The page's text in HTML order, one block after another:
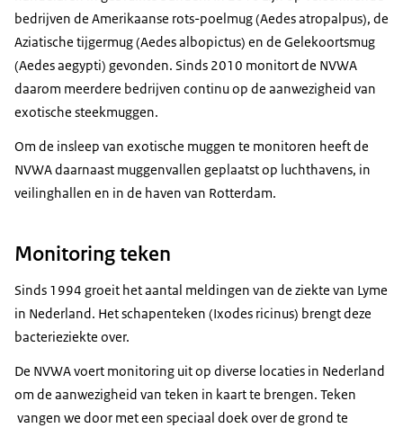
bedrijven de Amerikaanse rots-poelmug (Aedes atropalpus), de
Aziatische tijgermug (Aedes albopictus) en de Gelekoortsmug
(Aedes aegypti) gevonden. Sinds 2010 monitort de NVWA
daarom meerdere bedrijven continu op de aanwezigheid van
exotische steekmuggen.
Om de insleep van exotische muggen te monitoren heeft de
NVWA daarnaast muggenvallen geplaatst op luchthavens, in
veilinghallen en in de haven van Rotterdam.
Monitoring teken
Sinds 1994 groeit het aantal meldingen van de ziekte van Lyme
in Nederland. Het schapenteken (Ixodes ricinus) brengt deze
bacterieziekte over.
De NVWA voert monitoring uit op diverse locaties in Nederland
om de aanwezigheid van teken in kaart te brengen. Teken
vangen we door met een speciaal doek over de grond te